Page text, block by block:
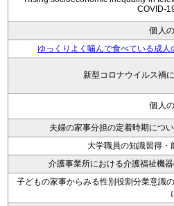
COVID-
個人
ゆっくりよく噛んで食べている成
新型コロナウイルス禍
個人
夫婦の家事分担の定着時期につ
大学職員の知識習得・
介護事業所における介護福祉機
子どもの家事からみる性別役割分業意識